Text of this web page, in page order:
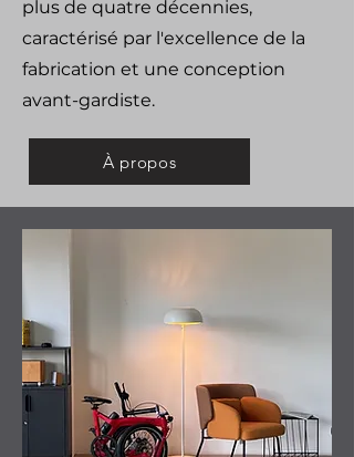
plus de quatre décennies,
caractérisé par l'excellence de la
fabrication et une conception
avant-gardiste.
À propos